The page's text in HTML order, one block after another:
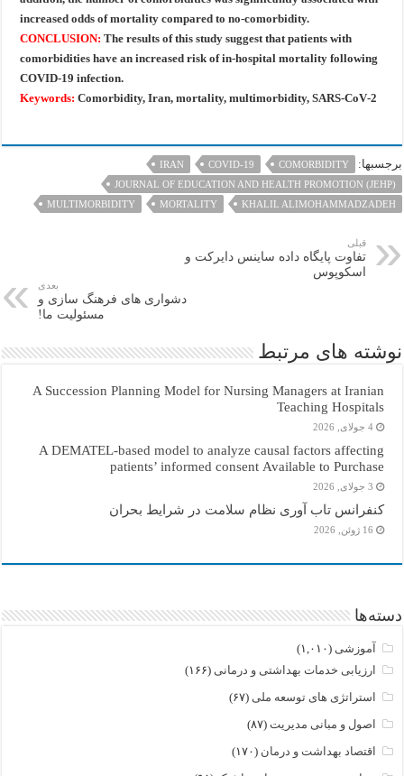
increasedodds of mortality compared to no‑comorbidity.
CONCLUSION: The results of this study suggest that patients with
comorbidities have an increasedrisk of in‑hospital mortality following
COVID‑19 infection.
Keywords:Comorbidity, Iran, mortality, multimorbidity, SARS‑CoV‑2
برجسبها: COMORBIDITY
COVID‑19
IRAN
JOURNAL OF EDUCATION AND HEALTH PROMOTION (JEHP)
KHALIL ALIMOHAMMADZADEH
MORTALITY
MULTIMORBIDITY
قبلی
تفاوت پایگاه داده ساینس دایرکت و
اسکوپوس
بعدی
دشواری های فرهنگ سازی و
مسئولیت ما!
نوشته های مرتبط
A Succession Planning Model for Nursing Managers at Iranian
Teaching Hospitals
4 جولای, 2026
A DEMATEL-based model to analyze causal factors affecting
patients’ informed consent Available to Purchase
3 جولای, 2026
کنفرانس تاب آوری نظام سلامت در شرایط بحران
16 ژوئن, 2026
دسته‌ها
آموزشی (۱,۰۱۰)
ارزیابی خدمات بهداشتی و درمانی (۱۶۶)
استراتژی های توسعه ملی (۶۷)
اصول و مبانی مدیریت (۸۷)
اقتصاد بهداشت و درمان (۱۷۰)